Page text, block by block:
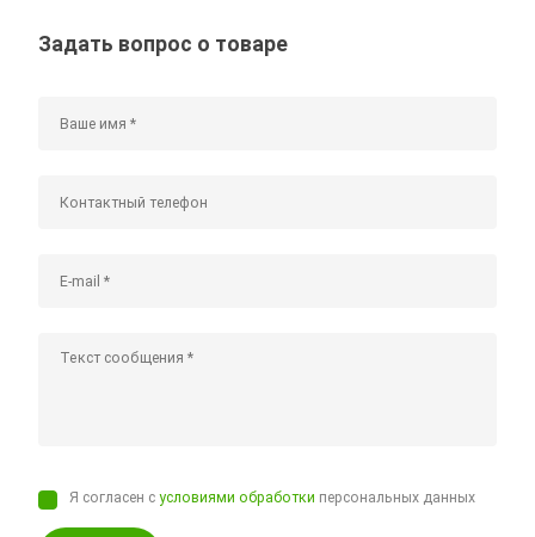
Задать вопрос о товаре
Я согласен сусловиями обработки персональных данных